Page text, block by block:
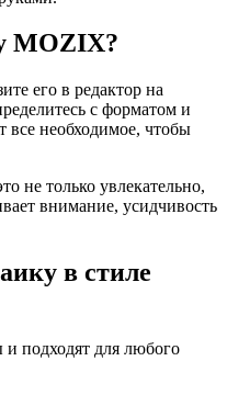
MOZIX?
его в редактор на
с форматом и
все необходимое, чтобы
не только увлекательно,
внимание, усидчивость
в стиле
подходят для любого